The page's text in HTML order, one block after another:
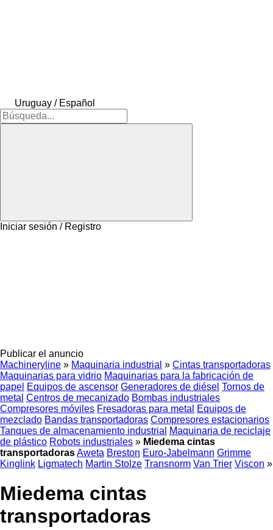
Uruguay / Español
Iniciar sesión / Registro
Publicar el anuncio
Machineryline » Maquinaria industrial » Cintas transportadoras
Maquinarias para vidrio Maquinarias para la fabricación de
papel Equipos de ascensor Generadores de diésel Tornos de
metal Centros de mecanizado Bombas industriales
Compresores móviles Fresadoras para metal
Equipos de
mezclado Bandas transportadoras Compresores estacionarios
Tanques de almacenamiento industrial
Maquinaria de reciclaje
de plástico Robots industriales » Miedema cintas
transportadorasAweta Breston Euro-Jabelmann Grimme
Kinglink Ligmatech Martin Stolze Transnorm Van Trier Viscon »
Miedema cintas
transportadoras